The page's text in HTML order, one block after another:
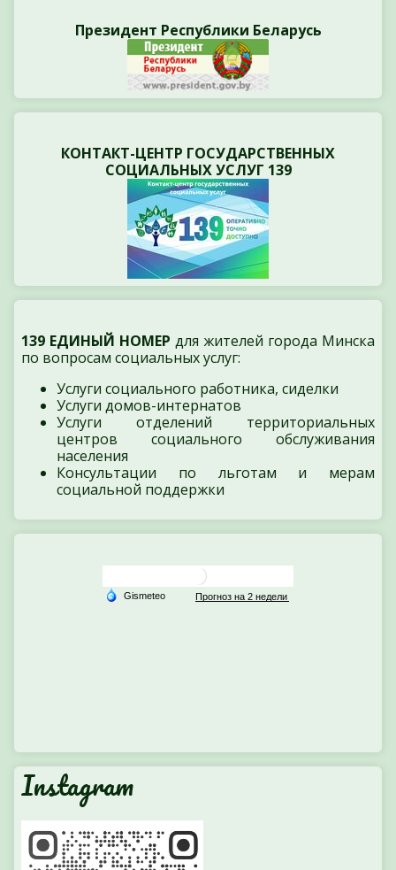
Президент Республики Беларусь
КОНТАКТ-ЦЕНТР ГОСУДАРСТВЕННЫХ
СОЦИАЛЬНЫХ УСЛУГ 139
139 ЕДИНЫЙ НОМЕР для жителей города Минска
по вопросам социальных услуг:
Услуги социального работника, сиделки
Услуги домов-интернатов
Услуги отделений территориальных
центров социального обслуживания
населения
Консультации по льготам и мерам
социальной поддержки
Instagram